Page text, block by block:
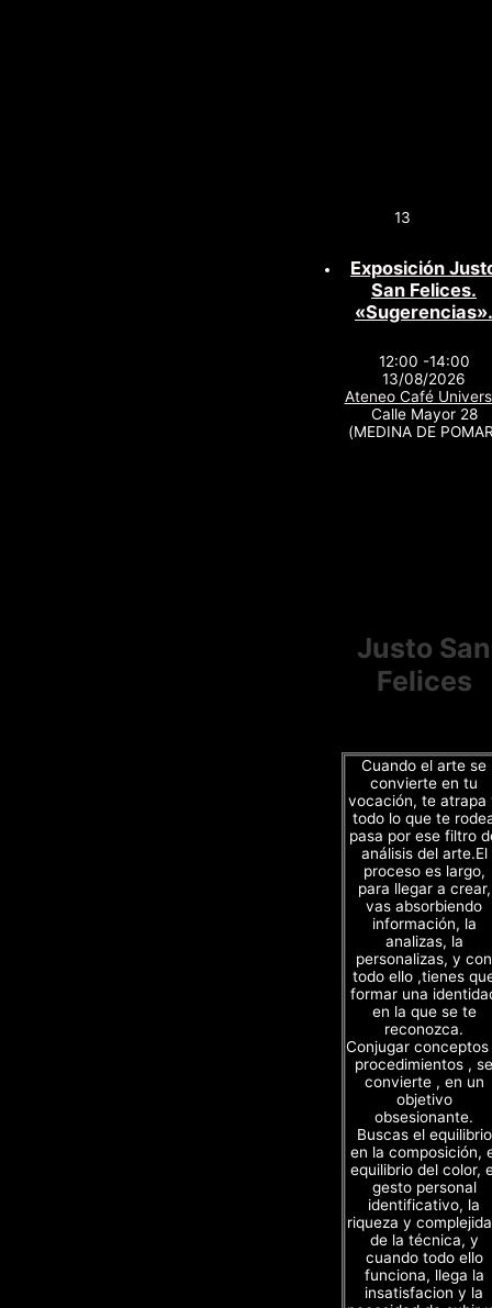
13
Exposición
San Felices.
«Sugerencias».
12:00 -14:00
13/08/2026
Ateneo Café
Calle Mayor 28
(MEDINA DE
Justo San
Felices
Cuando el arte se
convierte en tu
vocación, te atrapa
todo lo que te
pasa por ese filtro
análisis del arte.El
proceso es largo,
para llegar a crear,
vas absorbiendo
información, la
analizas, la
personalizas, y con
todo ello ,tienes
formar una
en la que se te
reconozca.
Conjugar
procedimientos , se
convierte , en un
objetivo
obsesionante.
Buscas el equilibrio
en la composición,
equilibrio del color,
gesto personal
identificativo, la
riqueza y
de la técnica, y
cuando todo ello
funciona, llega la
insatisfacion y la